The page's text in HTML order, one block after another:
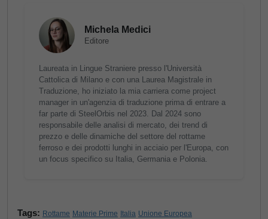
Michela Medici
Editore
Laureata in Lingue Straniere presso l'Università
Cattolica di Milano e con una Laurea Magistrale in
Traduzione, ho iniziato la mia carriera come project
manager in un'agenzia di traduzione prima di entrare a
far parte di SteelOrbis nel 2023. Dal 2024 sono
responsabile delle analisi di mercato, dei trend di
prezzo e delle dinamiche del settore del rottame
ferroso e dei prodotti lunghi in acciaio per l'Europa, con
un focus specifico su Italia, Germania e Polonia.
Tags: Rottame Materie Prime Italia Unione Europea